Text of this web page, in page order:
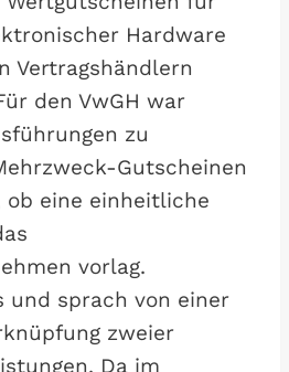
Hardware
Vertragshändlern
den VwGH war
zu
Gutscheinen
ob eine einheitliche
vorlag.
und sprach von einer
zweier
Da im